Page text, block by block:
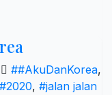
##AkuDanKorea,
#2020, #jalan jalan